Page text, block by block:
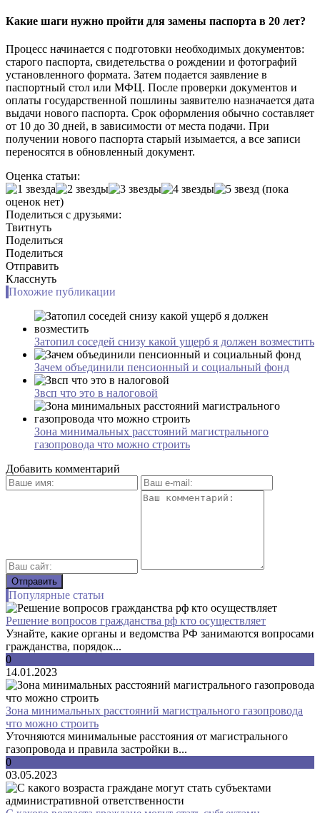
Какие шаги нужно пройти для замены паспорта в 20 лет?
Процесс начинается с подготовки необходимых документов:
старого паспорта, свидетельства о рождении и фотографий
установленного формата. Затем подается заявление в
паспортный стол или МФЦ. После проверки документов и
оплаты государственной пошлины заявителю назначается дата
выдачи нового паспорта. Срок оформления обычно составляет
от 10 до 30 дней, в зависимости от места подачи. При
получении нового паспорта старый изымается, а все записи
переносятся в обновленный документ.
Оценка статьи:
(пока
оценок нет)
Поделиться с друзьями:
Твитнуть
Поделиться
Поделиться
Отправить
Класснуть
Похожие публикации
Затопил соседей снизу какой ущерб я должен возместить
Зачем объединили пенсионный и социальный фонд
Звсп что это в налоговой
Зона минимальных расстояний магистрального
газопровода что можно строить
Добавить комментарий
Популярные статьи
Решение вопросов гражданства рф кто осуществляет
Узнайте, какие органы и ведомства РФ занимаются вопросами
гражданства, порядок...
0
14.01.2023
Зона минимальных расстояний магистрального газопровода
что можно строить
Уточняются минимальные расстояния от магистрального
газопровода и правила застройки в...
0
03.05.2023